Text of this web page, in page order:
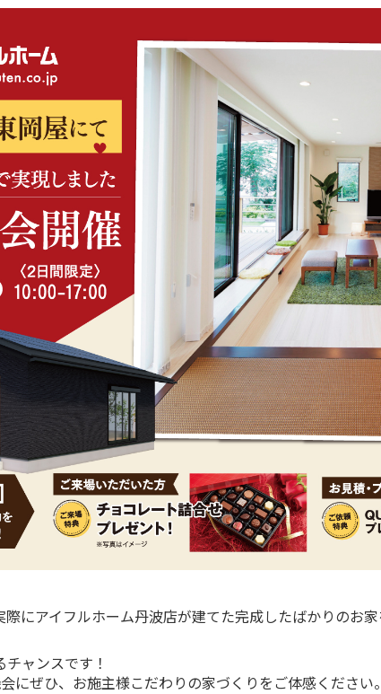
にアイフルホーム丹波店が建てた完成したばかりのお
ャンスです！
にぜひ、お施主様こだわりの家づくりをご体感ください。